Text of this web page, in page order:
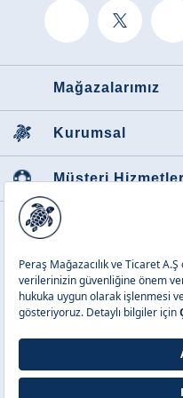
Starfish koleksiyonu özellikle
bir bütünlük oluşturur. Desenli
karakterini plaj görünümünün
günlerinde daha
görünüm sunsa da kombin
uyum kurmak mümkün hale gelir.
parçalar seçmek isteyenler için
Starfish koleksiyonuyla uyum
Tişört, desenli mayolar ve deniz
toplu
Kadın plaj terliği
, yaz kombinine
Yaz Valizine
Yaz gardırobuna enerjik ve
Mağazalarımız
Kurumsal
Müşteri
Favori Kategoriler